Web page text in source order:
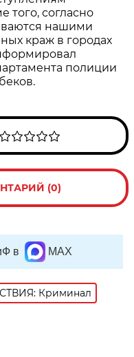
того, согласно
нашими
краж в городах
полиции
(0)
в MAX
Криминал